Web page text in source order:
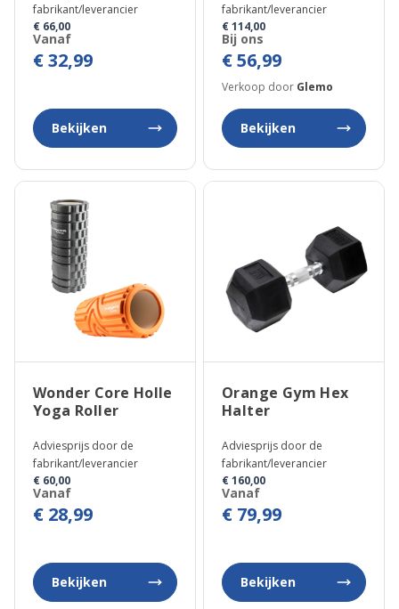
fabrikant/leverancier
€ 66,00
Vanaf
€ 32,99
Bekijken
fabrikant/leverancier
€ 114,00
Bij ons
€ 56,99
Verkoop door Glemo
Bekijken
Wonder Core Holle
Yoga Roller
Adviesprijs door de
fabrikant/leverancier
€ 60,00
Vanaf
€ 28,99
Bekijken
Orange Gym Hex
Halter
Adviesprijs door de
fabrikant/leverancier
€ 160,00
Vanaf
€ 79,99
Bekijken